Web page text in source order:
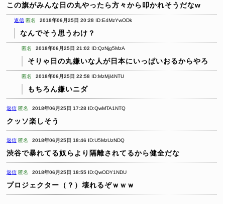
この旗がみんな日の丸やったら方々から叩かれそうだなw
返信 匿名 2018年06月25日 20:28 ID:E4MzYwODk
なんでそう思うわけ？
匿名 2018年06月25日 21:02 ID:QzNjg5MzA
そりゃ日の丸嫌いな人が日本にいっぱいおるからやろ
匿名 2018年06月25日 22:58 ID:MzMjI4NTU
もちろん嫌いニダ
返信 匿名 2018年06月25日 17:28 ID:QwMTA1NTQ
クッソ楽しそう
返信 匿名 2018年06月25日 18:46 ID:U5MzUzNDQ
渋谷で暴れてる奴らより隔離されてるから健全だな
返信 匿名 2018年06月25日 18:55 ID:QwODY1NDU
プロジェクター（？）壊れるぞｗｗｗ